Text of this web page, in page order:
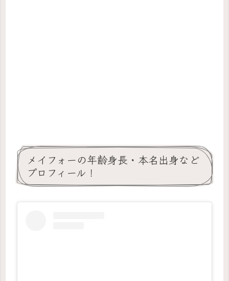
メイフォーの年齢身長・本名出身など
プロフィール！